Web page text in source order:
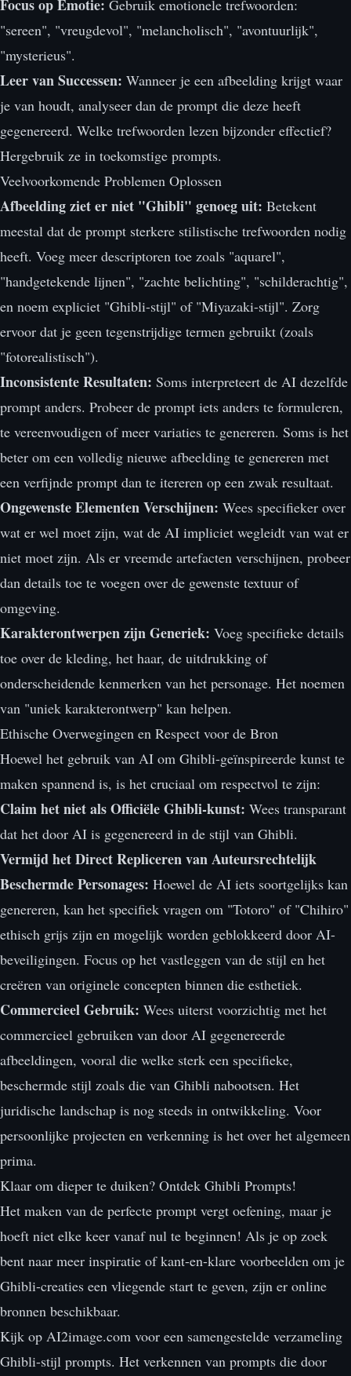
Focus op Emotie: Gebruik emotionele trefwoorden:
"sereen", "vreugdevol", "melancholisch", "avontuurlijk",
"mysterieus".
Leer van Successen: Wanneer je een afbeelding krijgt waar
je van houdt, analyseer dan de prompt die deze heeft
gegenereerd. Welke trefwoorden lezen bijzonder effectief?
Hergebruik ze in toekomstige prompts.
Veelvoorkomende Problemen Oplossen
Afbeelding ziet er niet "Ghibli" genoeg uit: Betekent
meestal dat de prompt sterkere stilistische trefwoorden nodig
heeft. Voeg meer descriptoren toe zoals "aquarel",
"handgetekende lijnen", "zachte belichting", "schilderachtig",
en noem expliciet "Ghibli-stijl" of "Miyazaki-stijl". Zorg
ervoor dat je geen tegenstrijdige termen gebruikt (zoals
"fotorealistisch").
Inconsistente Resultaten: Soms interpreteert de AI dezelfde
prompt anders. Probeer de prompt iets anders te formuleren,
te vereenvoudigen of meer variaties te genereren. Soms is het
beter om een volledig nieuwe afbeelding te genereren met
een verfijnde prompt dan te itereren op een zwak resultaat.
Ongewenste Elementen Verschijnen: Wees specifieker over
wat er wel moet zijn, wat de AI impliciet wegleidt van wat er
niet moet zijn. Als er vreemde artefacten verschijnen, probeer
dan details toe te voegen over de gewenste textuur of
omgeving.
Karakterontwerpen zijn Generiek: Voeg specifieke details
toe over de kleding, het haar, de uitdrukking of
onderscheidende kenmerken van het personage. Het noemen
van "uniek karakterontwerp" kan helpen.
Ethische Overwegingen en Respect voor de Bron
Hoewel het gebruik van AI om Ghibli-geïnspireerde kunst te
maken spannend is, is het cruciaal om respectvol te zijn:
Claim het niet als Officiële Ghibli-kunst: Wees transparant
dat het door AI is gegenereerd in de stijl van Ghibli.
Vermijd het Direct Repliceren van Auteursrechtelijk
Beschermde Personages: Hoewel de AI iets soortgelijks kan
genereren, kan het specifiek vragen om "Totoro" of "Chihiro"
ethisch grijs zijn en mogelijk worden geblokkeerd door AI-
beveiligingen. Focus op het vastleggen van de stijl en het
creëren van originele concepten binnen die esthetiek.
Commercieel Gebruik: Wees uiterst voorzichtig met het
commercieel gebruiken van door AI gegenereerde
afbeeldingen, vooral die welke sterk een specifieke,
beschermde stijl zoals die van Ghibli nabootsen. Het
juridische landschap is nog steeds in ontwikkeling. Voor
persoonlijke projecten en verkenning is het over het algemeen
prima.
Klaar om dieper te duiken? Ontdek Ghibli Prompts!
Het maken van de perfecte prompt vergt oefening, maar je
hoeft niet elke keer vanaf nul te beginnen! Als je op zoek
bent naar meer inspiratie of kant-en-klare voorbeelden om je
Ghibli-creaties een vliegende start te geven, zijn er online
bronnen beschikbaar.
Kijk op AI2image.com voor een samengestelde verzameling
Ghibli-stijl prompts. Het verkennen van prompts die door